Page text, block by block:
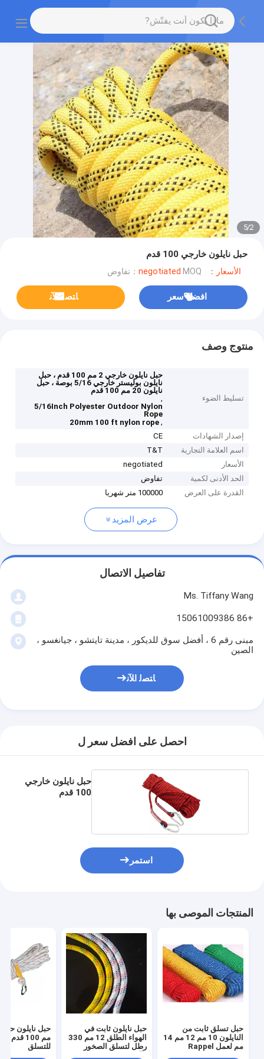
2
/
5
حبل نايلون خارجي 100 قدم
الأسعار：negotiated MOQ：تفاوض
افضل سعر ﺎﺘﺼﻟ ﺍﻶﻧ
منتوج وصف
تسليط الضوء
حبل نايلون خارجي 2 مم 100 قدم ، حبل
نايلون بوليستر خارجي 5/16 بوصة ، حبل
نايلون 20 مم 100 قدم
,
5/16Inch Polyester Outdoor Nylon
Rope
,
20mm 100 ft nylon rope
إصدار الشهادات
CE
اسم العلامة التجارية
T&T
الأسعار
negotiated
الحد الأدنى لكمية
تفاوض
القدرة على العرض
100000 متر شهريا
عرض المزيد
تفاصيل الاتصال
Ms. Tiffany Wang
+86 15061009386
مبنى رقم 6 ، أفضل سوق للديكور ، مدينة تايتشو ، جيانغسو ،
الصين
ﺎﺘﺼﻟ ﺍﻶﻧ
احصل على افضل سعر ل
حبل نايلون خارجي
100 قدم
استمر
المنتجات الموصى بها
حبل تسلق ثابت من
النايلون 10 مم 12 مم 14
مم لعمل Rappel
حبل نايلون ثابت في
الهواء الطلق 12 مم 330
رطل لتسلق الصخور
للتسلق